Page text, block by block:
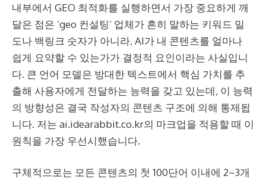
내부에서 GEO 최적화를 실행하면서 가장 중요하게 깨
달은 점은 ‘geo 컨설팅’ 업체가 흔히 말하는 키워드 밀
도나 백링크 숫자가 아니라, AI가 내 콘텐츠를 얼마나
쉽게 요약할 수 있는가가 결정적 요인이라는 사실입니
다. 큰 언어 모델은 방대한 텍스트에서 핵심 가치를 추
출해 사용자에게 전달하는 능력을 갖고 있는데, 이 능력
의 방향성은 결국 작성자의 콘텐츠 구조에 의해 통제됩
니다. 저는 ai.idearabbit.co.kr의 마크업을 적용할 때 이
원칙을 가장 우선시했습니다.
구체적으로는 모든 콘텐츠의 첫 100단어 이내에 2~3개